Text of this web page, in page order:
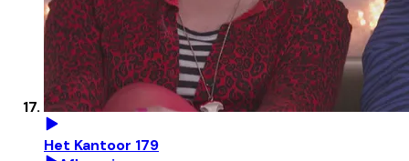
Het Kantoor 179